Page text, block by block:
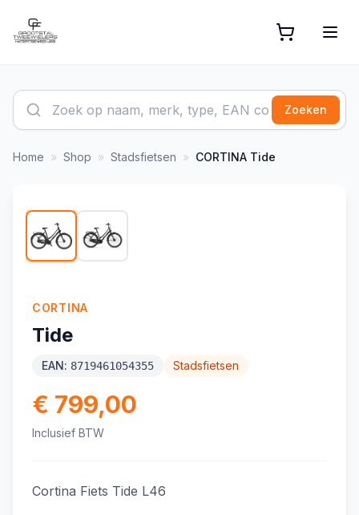
Zoeken
Home » Shop » Stadsfietsen » CORTINA Tide
CORTINA
Tide
EAN: 8719461054355 Stadsfietsen
€ 799,00
Inclusief BTW
Cortina Fiets Tide L46